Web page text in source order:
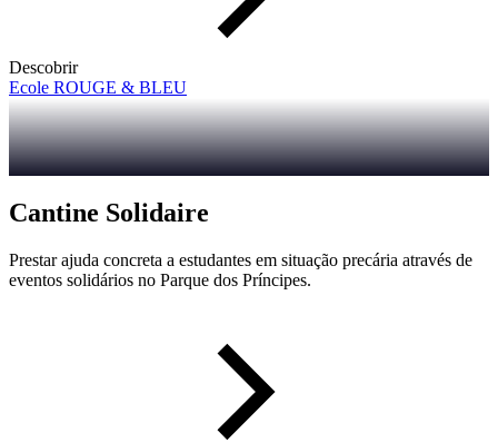
Descobrir
Ecole ROUGE & BLEU
Cantine Solidaire
Prestar ajuda concreta a estudantes em situação precária através de
eventos solidários no Parque dos Príncipes.